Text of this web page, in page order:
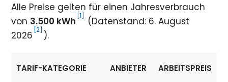
Alle Preise gelten für einen Jahresverbrauch
von 3.500 kWh [1]
(Datenstand: 6. August
2026 [2] ).
TARIF-KATEGORIE ANBIETER ARBEITSPREIS